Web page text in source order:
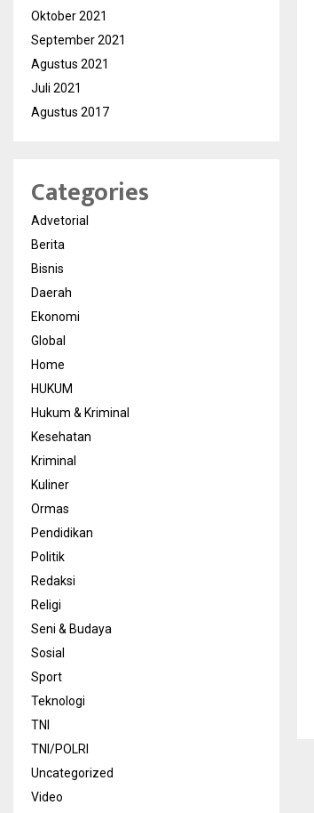
Oktober 2021
September 2021
Agustus 2021
Juli 2021
Agustus 2017
Categories
Advetorial
Berita
Bisnis
Daerah
Ekonomi
Global
Home
HUKUM
Hukum & Kriminal
Kesehatan
Kriminal
Kuliner
Ormas
Pendidikan
Politik
Redaksi
Religi
Seni & Budaya
Sosial
Sport
Teknologi
TNI
TNI/POLRI
Uncategorized
Video